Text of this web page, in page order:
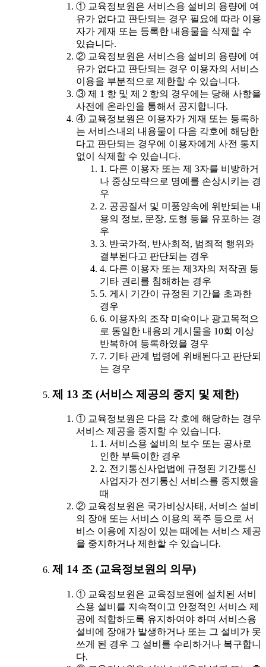
① 교육정보원은 서비스용 설비의 용량에 여
유가 없다고 판단되는 경우 필요에 따라 이용
자가 게재 또는 등록한 내용물을 삭제할 수
있습니다.
② 교육정보원은 서비스용 설비의 용량에 여
유가 없다고 판단되는 경우 이용자의 서비스
이용을 부분적으로 제한할 수 있습니다.
③ 제 1 항 및 제 2 항의 경우에는 당해 사항을
사전에 온라인을 통해서 공지합니다.
④ 교육정보원은 이용자가 게재 또는 등록하
는 서비스내의 내용물이 다음 각호에 해당한
다고 판단되는 경우에 이용자에게 사전 통지
없이 삭제할 수 있습니다.
1. 다른 이용자 또는 제 3자를 비방하거
나 중상모략으로 명예를 손상시키는 경
우
2. 공공질서 및 미풍양속에 위반되는 내
용의 정보, 문장, 도형 등을 유포하는 경
우
3. 반국가적, 반사회적, 범죄적 행위와
결부된다고 판단되는 경우
4. 다른 이용자 또는 제3자의 저작권 등
기타 권리를 침해하는 경우
5. 게시 기간이 규정된 기간을 초과한
경우
6. 이용자의 조작 미숙이나 광고목적으
로 동일한 내용의 게시물을 10회 이상
반복하여 등록하였을 경우
7. 기타 관계 법령에 위배된다고 판단되
는 경우
제 13 조 (서비스 제공의 중지 및 제한)
① 교육정보원은 다음 각 호에 해당하는 경우
서비스 제공을 중지할 수 있습니다.
1. 서비스용 설비의 보수 또는 공사로
인한 부득이한 경우
2. 전기통신사업법에 규정된 기간통신
사업자가 전기통신 서비스를 중지했을
때
② 교육정보원은 국가비상사태, 서비스 설비
의 장애 또는 서비스 이용의 폭주 등으로 서
비스 이용에 지장이 있는 때에는 서비스 제공
을 중지하거나 제한할 수 있습니다.
제 14 조 (교육정보원의 의무)
① 교육정보원은 교육정보원에 설치된 서비
스용 설비를 지속적이고 안정적인 서비스 제
공에 적합하도록 유지하여야 하며 서비스용
설비에 장애가 발생하거나 또는 그 설비가 못
쓰게 된 경우 그 설비를 수리하거나 복구합니
다.